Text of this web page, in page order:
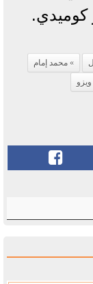
محمد إمام
ويزو